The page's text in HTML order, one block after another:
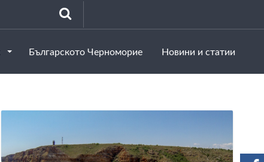
Българското Черноморие Новини и статии